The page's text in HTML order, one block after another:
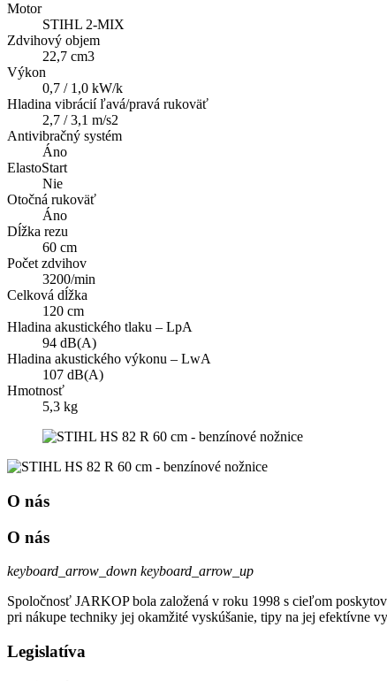
Motor
STIHL 2-MIX
Zdvihový objem
22,7 cm3
Výkon
0,7 / 1,0 kW/k
Hladina vibrácií ľavá/pravá rukoväť
2,7 / 3,1 m/s2
Antivibračný systém
Áno
ElastoStart
Nie
Otočná rukoväť
Áno
Dĺžka rezu
60 cm
Počet zdvihov
3200/min
Celková dĺžka
120 cm
Hladina akustického tlaku – LpA
94 dB(A)
Hladina akustického výkonu – LwA
107 dB(A)
Hmotnosť
5,3 kg
O nás
O nás
keyboard_arrow_down keyboard_arrow_up
Spoločnosť JARKOP bola založená v roku 1998 s cieľom
pri nákupe techniky jej okamžité vyskúšanie, tipy na jej efektívne
Legislatíva